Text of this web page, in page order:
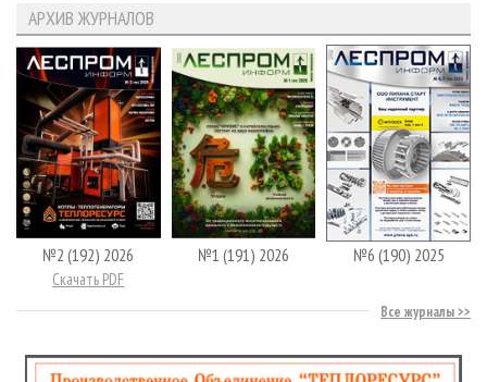
АРХИВ ЖУРНАЛОВ
№2 (192) 2026
Скачать PDF
№1 (191) 2026 №6 (190) 2025
Все журналы